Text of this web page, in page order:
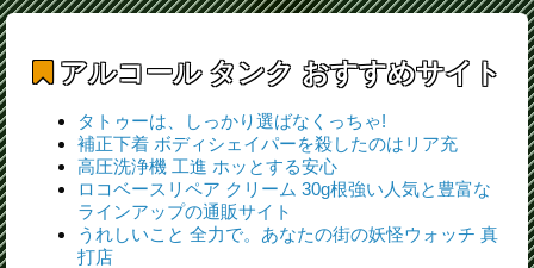
アルコール タンク おすすめサイト
タトゥーは、しっかり選ばなくっちゃ!
補正下着 ボディシェイパーを殺したのはリア充
高圧洗浄機 工進 ホッとする安心
ロコベースリペア クリーム 30g根強い人気と豊富な
ラインアップの通販サイト
うれしいこと 全力で。あなたの街の妖怪ウォッチ 真
打店